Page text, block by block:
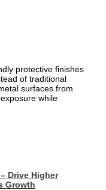
protective finishes
of traditional
surfaces from
while
Drive Higher
Growth